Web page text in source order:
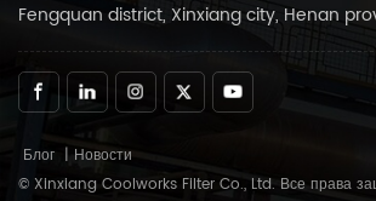
Fengquan district, Xinxiang city, Henan
Блог | Новости
© Xinxiang Coolworks Filter Co., Ltd. Все права